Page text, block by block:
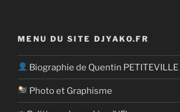
MENU DU SITE DJYAKO.FR
Biographie de Quentin PETITEVILLE
Photo et Graphisme